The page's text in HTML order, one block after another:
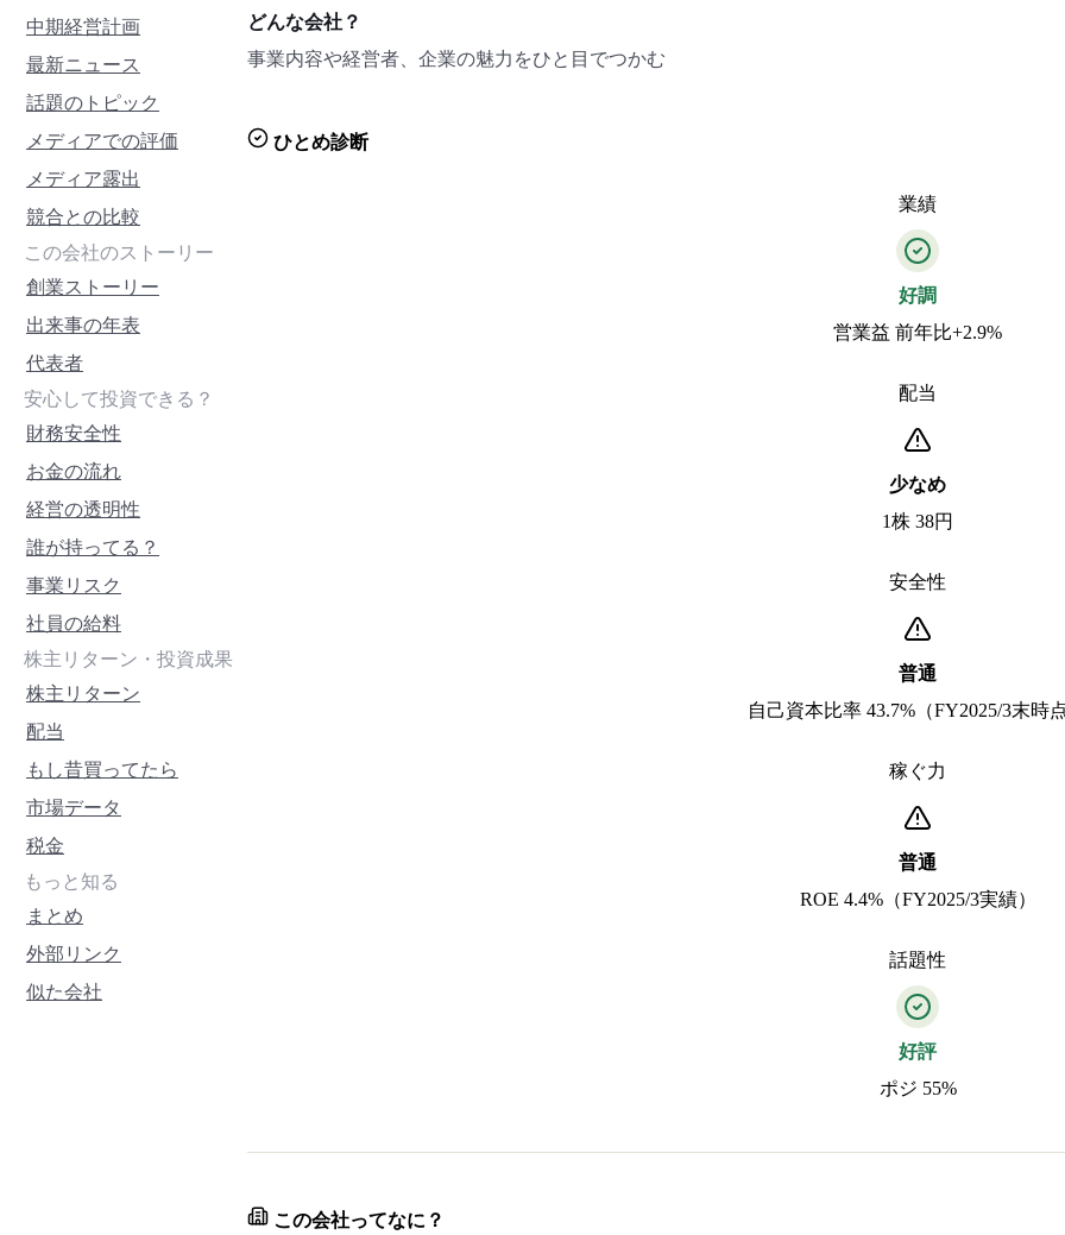
中期経営計画
最新ニュース
話題のトピック
メディアでの評価
メディア露出
競合との比較
この会社のストーリー
創業ストーリー
出来事の年表
代表者
安心して投資できる？
財務安全性
お金の流れ
経営の透明性
誰が持ってる？
事業リスク
社員の給料
株主リターン・投資成果
株主リターン
配当
もし昔買ってたら
市場データ
税金
もっと知る
まとめ
外部リンク
似た会社
どんな会社？
事業内容や経営者、企業の魅力をひと目でつかむ
ひとめ診断
業績
好調
営業益 前年比+2.9%
配当
少なめ
1株 38円
安全性
普通
自己資本比率 43.7%（FY2025/3末時
稼ぐ力
普通
ROE 4.4%（FY2025/3実績）
話題性
好評
ポジ 55%
この会社ってなに？